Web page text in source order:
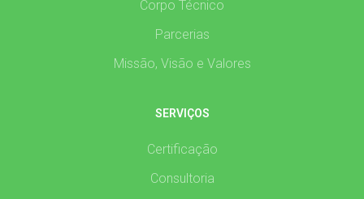
Corpo Técnico
Parcerias
Missão, Visão e Valores
SERVIÇOS
Certificação
Consultoria